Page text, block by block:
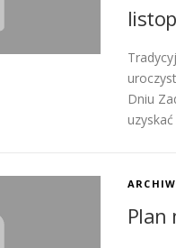
Dniu
Plan